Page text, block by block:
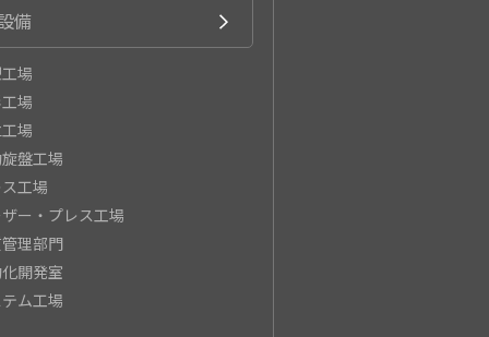
備
場
場
場
盤工場
工場
ザー・プレス工場
理部門
開発室
ム工場